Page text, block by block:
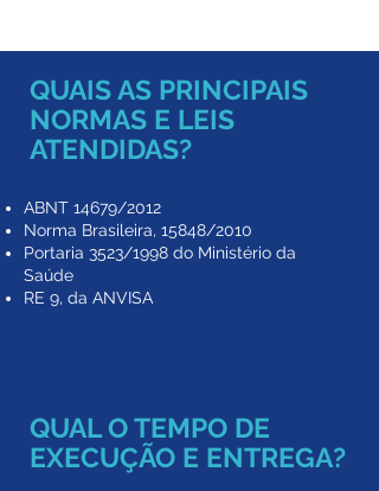
QUAIS AS PRINCIPAIS
NORMAS E LEIS
ATENDIDAS?
ABNT 14679/2012
Norma Brasileira, 15848/2010
Portaria 3523/1998 do Ministério da
Saúde
​RE 9, da ANVISA
QUAL O TEMPO DE
EXECUÇÃO E ENTREGA?